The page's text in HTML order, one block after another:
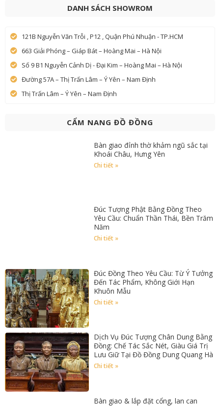
DANH SÁCH SHOWROM
121B Nguyễn Văn Trỗi , P12 , Quận Phú Nhuận - TP.HCM
663 Giải Phóng – Giáp Bát – Hoàng Mai – Hà Nội
Số 9 B1 Nguyễn Cảnh Dị - Đại Kim – Hoàng Mai – Hà Nội
Đường 57A – Thị Trấn Lâm – Ý Yên – Nam Định
Thị Trấn Lâm – Ý Yên – Nam Định
CẨM NANG ĐỒ ĐỒNG
Bàn giao đỉnh thờ khảm ngũ sắc tại
Khoái Châu, Hưng Yên
Chi tiết »
Đúc Tượng Phật Bằng Đồng Theo
Yêu Cầu: Chuẩn Thần Thái, Bền Trăm
Năm
Chi tiết »
Đúc Đồng Theo Yêu Cầu: Từ Ý Tưởng
Đến Tác Phẩm, Không Giới Hạn
Khuôn Mẫu
Chi tiết »
Dịch Vụ Đúc Tượng Chân Dung Bằng
Đồng: Chế Tác Sắc Nét, Giàu Giá Trị
Lưu Giữ Tại Đồ Đồng Dung Quang Hà
Chi tiết »
Bàn giao & lắp đặt cổng, lan can